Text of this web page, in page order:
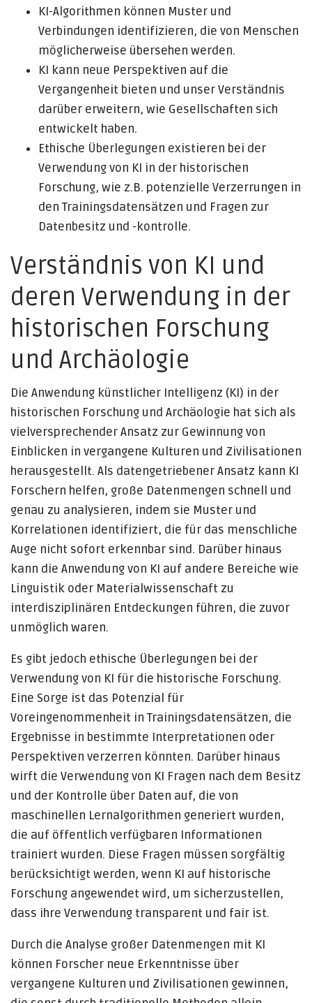
KI-Algorithmen können Muster und
Verbindungen identifizieren, die von Menschen
möglicherweise übersehen werden.
KI kann neue Perspektiven auf die
Vergangenheit bieten und unser Verständnis
darüber erweitern, wie Gesellschaften sich
entwickelt haben.
Ethische Überlegungen existieren bei der
Verwendung von KI in der historischen
Forschung, wie z.B. potenzielle Verzerrungen in
den Trainingsdatensätzen und Fragen zur
Datenbesitz und -kontrolle.
Verständnis von KI und
deren Verwendung in der
historischen Forschung
und Archäologie
Die Anwendung künstlicher Intelligenz (KI) in der
historischen Forschung und Archäologie hat sich als
vielversprechender Ansatz zur Gewinnung von
Einblicken in vergangene Kulturen und Zivilisationen
herausgestellt. Als datengetriebener Ansatz kann KI
Forschern helfen, große Datenmengen schnell und
genau zu analysieren, indem sie Muster und
Korrelationen identifiziert, die für das menschliche
Auge nicht sofort erkennbar sind. Darüber hinaus
kann die Anwendung von KI auf andere Bereiche wie
Linguistik oder Materialwissenschaft zu
interdisziplinären Entdeckungen führen, die zuvor
unmöglich waren.
Es gibt jedoch ethische Überlegungen bei der
Verwendung von KI für die historische Forschung.
Eine Sorge ist das Potenzial für
Voreingenommenheit in Trainingsdatensätzen, die
Ergebnisse in bestimmte Interpretationen oder
Perspektiven verzerren könnten. Darüber hinaus
wirft die Verwendung von KI Fragen nach dem Besitz
und der Kontrolle über Daten auf, die von
maschinellen Lernalgorithmen generiert wurden,
die auf öffentlich verfügbaren Informationen
trainiert wurden. Diese Fragen müssen sorgfältig
berücksichtigt werden, wenn KI auf historische
Forschung angewendet wird, um sicherzustellen,
dass ihre Verwendung transparent und fair ist.
Durch die Analyse großer Datenmengen mit KI
können Forscher neue Erkenntnisse über
vergangene Kulturen und Zivilisationen gewinnen,